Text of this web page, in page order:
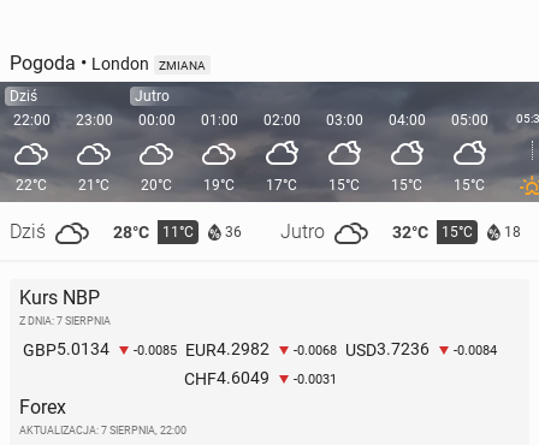
Pogoda • London ZMIANA
Dziś
22:00
22°C
Dziś 28°C 11°C 36 Jutro 32°C 15°C 18
23:00
21°C
Jutro
00:00
20°C
01:00
19°C
02:00
17°C
03:00
15°C
04:00
15°C
05:00
15°C
Kurs NBP
Z DNIA: 7 SIERPNIA
GBP5.0134 -0.0085 EUR4.2982 -0.0068 USD3.7236 -0.0084
CHF4.6049 -0.0031
Forex
AKTUALIZACJA: 7 SIERPNIA, 22:00